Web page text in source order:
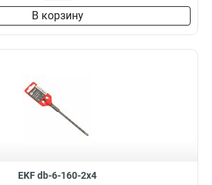
В корзину
EKF db-6-160-2x4